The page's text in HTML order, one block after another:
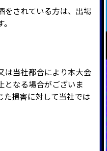
されている方は、出場
当社都合により本大会
となる場合がございま
た損害に対して当社では